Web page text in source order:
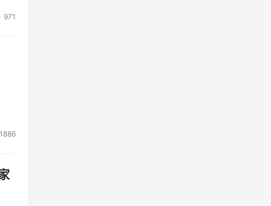
971
1886